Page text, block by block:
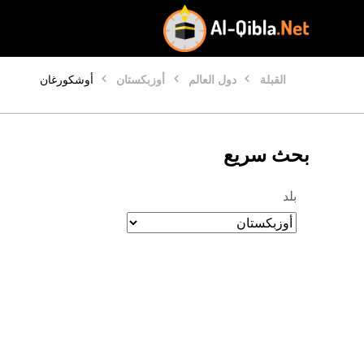
القبلة دول العالم أوزبكستان أوشكورغان
بحث سريع
بلد